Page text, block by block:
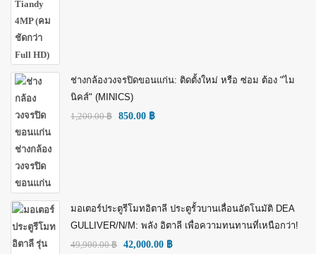
ช่างกล้องวงจรปิดขอนแก่น: ติดตั้งใหม่ หรือ ซ่อม ต้อง "ไม
นิคส์" (MINICS)
1,200.00฿ 850.00 ฿
มอเตอร์ประตูรีโมทอิตาลี ประตูรั้วบานเลื่อนอัตโนมัติ DEA
GULLIVER/N/M: พลัง อิตาลี เพื่อความทนทานที่เหนือกว่า!
49,900.00฿ 42,000.00 ฿